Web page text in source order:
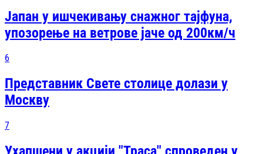
Јапан у ишчекивању снажног тајфуна,
упозорење на ветрове јаче од 200км/ч
6
Представник Свете столице долази у
Москву
7